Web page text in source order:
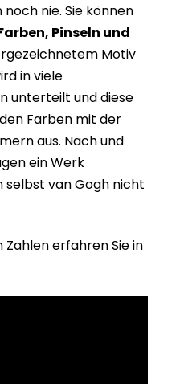
nie. Sie können
Pinseln und
Motiv
in viele
unterteilt und diese
Farben mit der
aus. Nach und
ein Werk
selbst van Gogh nicht
erfahren Sie in